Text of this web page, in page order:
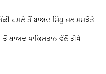
ਹਮਲੇ ਤੋਂ ਬਾਅਦ ਸਿੰਧੂ ਜਲ ਸਮਝੌਤੇ
ਬਾਅਦ ਪਾਕਿਸਤਾਨ ਵੱਲੋਂ ਤੀਖੇ